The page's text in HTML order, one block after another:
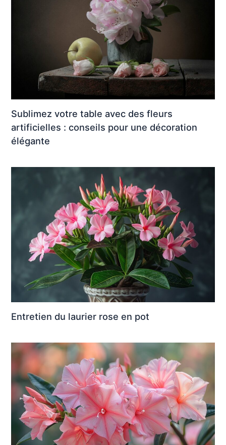
Sublimez votre table avec des fleurs
artificielles : conseils pour une décoration
élégante
Entretien du laurier rose en pot